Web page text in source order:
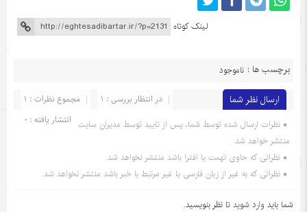
لینک کوتاه
برچسب ها : ناموجود
ارسال نظر شما مجموع نظرات : 1
در انتظار بررسی : 1
انتشار یافته : 0 نظرات ارسال شده توسط شما، پس از تایید توسط مدیران سایت
منتشر خواهد شد.
نظراتی که حاوی تهمت یا افترا باشد منتشر نخواهد شد.
نظراتی که به غیر از زبان فارسی یا غیر مرتبط با خبر باشد منتشر نخواهد شد.
شما باید وارد شوید تا نظر بنویسید.